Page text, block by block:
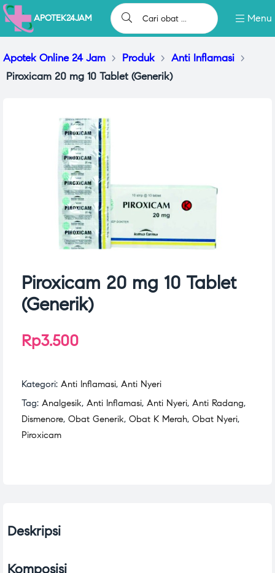
APOTEK24JAM Menu
Apotek Online 24 Jam > Produk > Anti Inflamasi >
Piroxicam 20 mg 10 Tablet (Generik)
Piroxicam 20 mg 10 Tablet
(Generik)
Rp3.500
Kategori: Anti Inflamasi, Anti Nyeri
Tag: Analgesik, Anti Inflamasi, Anti Nyeri, Anti Radang,
Dismenore, Obat Generik, Obat K Merah, Obat Nyeri,
Piroxicam
Deskripsi
Komposisi